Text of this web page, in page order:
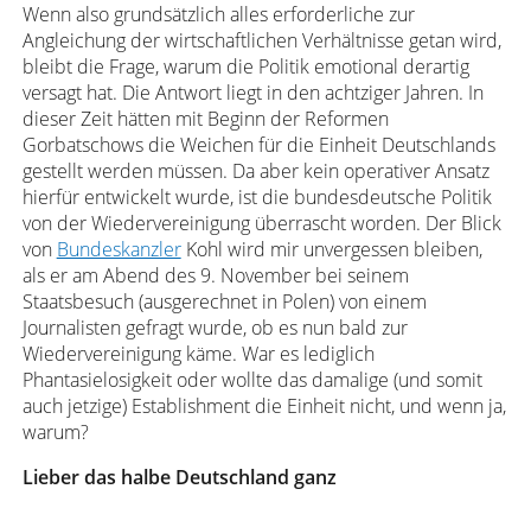
Wenn also grundsätzlich alles erforderliche zur
Angleichung der wirtschaftlichen Verhältnisse getan wird,
bleibt die Frage, warum die Politik emotional derartig
versagt hat. Die Antwort liegt in den achtziger Jahren. In
dieser Zeit hätten mit Beginn der Reformen
Gorbatschows die Weichen für die Einheit Deutschlands
gestellt werden müssen. Da aber kein operativer Ansatz
hierfür entwickelt wurde, ist die bundesdeutsche Politik
von der Wiedervereinigung überrascht worden. Der Blick
von BundeskanzlerKohl wird mir unvergessen bleiben,
als er am Abend des 9. November bei seinem
Staatsbesuch (ausgerechnet in Polen) von einem
Journalisten gefragt wurde, ob es nun bald zur
Wiedervereinigung käme. War es lediglich
Phantasielosigkeit oder wollte das damalige (und somit
auch jetzige) Establishment die Einheit nicht, und wenn ja,
warum?
Lieber das halbe Deutschland ganz